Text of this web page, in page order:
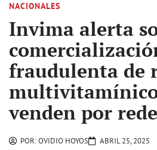
NACIONALES
Invima alerta
fraudulenta de
venden por
POR:OVIDIO HOYOS ABRIL 25, 2025